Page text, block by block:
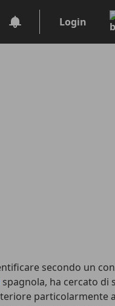
Login
secondo un
spagnola, ha cercato di
particolarmente